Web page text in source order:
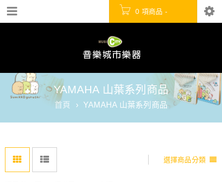
0 項商品 -
YAMAHA 山葉系列商品
首頁 › YAMAHA 山葉系列商品
選擇商品分類